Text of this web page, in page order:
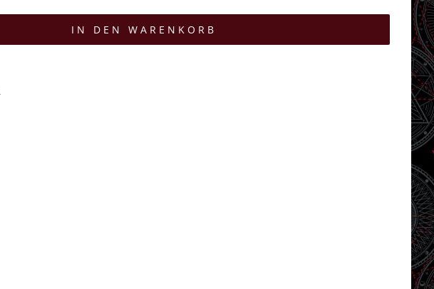
IN DEN WARENKORB